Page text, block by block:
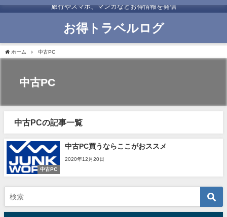
旅行やスマホ、マンガなどお得情報を発信
お得トラベルログ
ホーム 中古PC
中古PC
中古PCの記事一覧
中古PC
中古PC買うならここがおススメ
2020年12月20日